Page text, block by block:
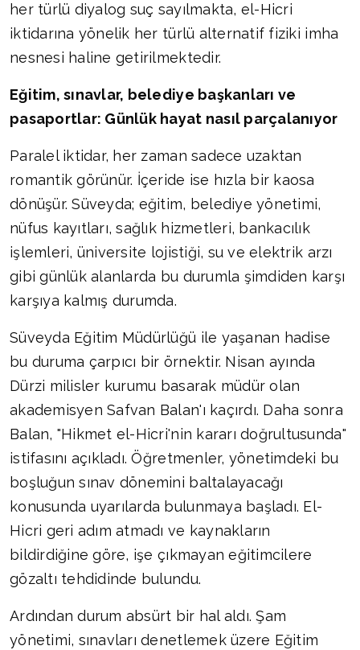
her türlü diyalog suç sayılmakta, el-Hicri
iktidarına yönelik her türlü alternatif fiziki imha
nesnesi haline getirilmektedir.
Eğitim, sınavlar, belediye başkanları ve
pasaportlar: Günlük hayat nasıl parçalanıyor
Paralel iktidar, her zaman sadece uzaktan
romantik görünür. İçeride ise hızla bir kaosa
dönüşür. Süveyda; eğitim, belediye yönetimi,
nüfus kayıtları, sağlık hizmetleri, bankacılık
işlemleri, üniversite lojistiği, su ve elektrik arzı
gibi günlük alanlarda bu durumla şimdiden karşı
karşıya kalmış durumda.
Süveyda Eğitim Müdürlüğü ile yaşanan hadise
bu duruma çarpıcı bir örnektir. Nisan ayında
Dürzi milisler kurumu basarak müdür olan
akademisyen Safvan Balan'ı kaçırdı. Daha sonra
Balan, "Hikmet el-Hicri'nin kararı doğrultusunda"
istifasını açıkladı. Öğretmenler, yönetimdeki bu
boşluğun sınav dönemini baltalayacağı
konusunda uyarılarda bulunmaya başladı. El-
Hicri geri adım atmadı ve kaynakların
bildirdiğine göre, işe çıkmayan eğitimcilere
gözaltı tehdidinde bulundu.
Ardından durum absürt bir hal aldı. Şam
yönetimi, sınavları denetlemek üzere Eğitim